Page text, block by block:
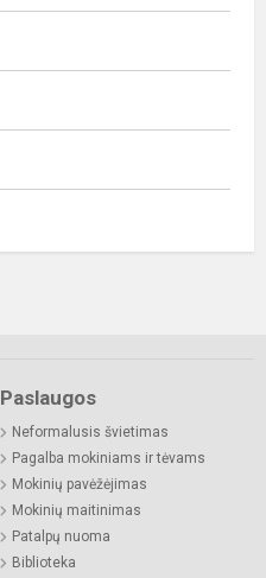
Paslaugos
Neformalusis švietimas
Pagalba mokiniams ir tėvams
Mokinių pavėžėjimas
Mokinių maitinimas
Patalpų nuoma
Biblioteka